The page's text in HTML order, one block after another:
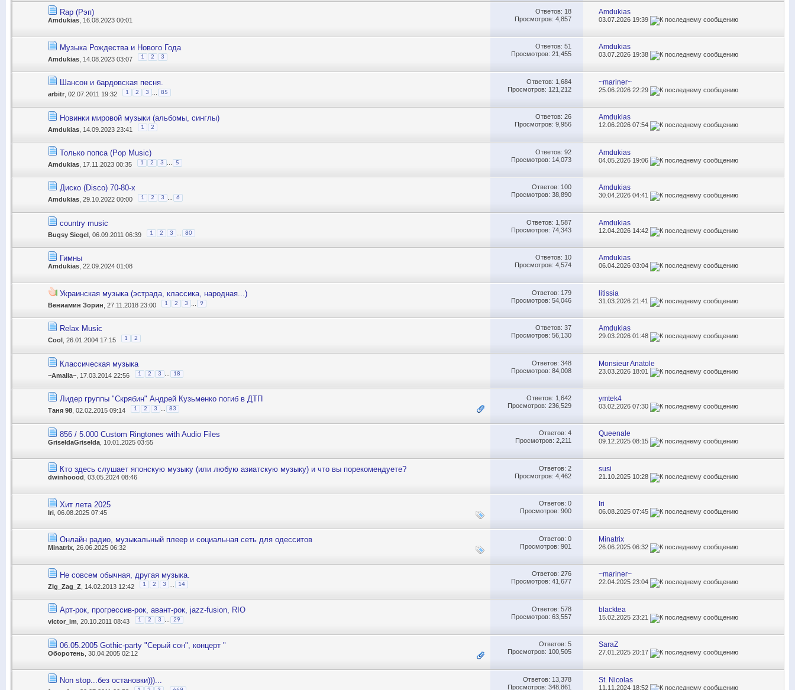
Rap (Рэп)
Amdukias , 16.08.2023 00:01
Ответов: 18
Просмотров: 4,857
Amdukias
03.07.2026 19:39
Музыка Рождества и Нового Года
Amdukias , 14.08.2023 03:07 1 2 3
Ответов: 51
Просмотров: 21,455
Amdukias
03.07.2026 19:38
Шансон и бардовская песня.
arbitr , 02.07.2011 19:32 1 2 3 85
Ответов: 1,684
Просмотров: 121,212
~mariner~
25.06.202622:29
Новинки мировой музыки (альбомы, синглы)
Amdukias , 14.09.2023 23:41 1 2
Ответов: 26
Просмотров: 9,956
Amdukias
12.06.202607:54
Только попса (Pop Music)
Amdukias , 17.11.2023 00:35 1 2 3 5
Ответов: 92
Просмотров: 14,073
Amdukias
04.05.2026 19:06
Диско (Disco) 70-80-х
Amdukias , 29.10.2022 00:00 1 2 3 6
Ответов: 100
Просмотров: 38,890
Amdukias
30.04.202604:41
country music
Bugsy Siegel , 06.09.2011 06:39 1 2 3 80
Ответов: 1,587
Просмотров: 74,343
Amdukias
12.04.2026 14:42
Гимны
Amdukias, 22.09.2024 01:08
Ответов: 10
Просмотров: 4,574
Amdukias
06.04.202603:04
Украинская музыка (эстрада, классика, народная...)
Вениамин Зорин , 27.11.2018 23:00 1 2 3 9
Ответов: 179
Просмотров: 54,046
litissia
31.03.202621:41
Relax Music
Cool , 26.01.2004 17:15 1 2
Ответов: 37
Просмотров: 56,130
Amdukias
29.03.202601:48
Классическая музыка
~Amalia~ , 17.03.2014 22:56 1 2 3 18
Ответов: 348
Просмотров: 84,008
Monsieur Anatole
23.03.2026 18:01
Лидер группы "Скрябин" Андрей Кузьменко погиб в ДТП
Таня 98 , 02.02.2015 09:14 1 2 3 83
Ответов: 1,642
Просмотров: 236,529
ymtek4
03.02.202607:30
856 / 5.000 Custom Ringtones with Audio Files
GriseldaGriselda , 10.01.2025 03:55
Ответов: 4
Просмотров: 2,211
Queenale
09.12.202508:15
Кто здесь слушает японскую музыку (или любую азиатскую музыку) и что вы порекомендуете?
dwinhoood , 03.05.2024 08:46
Ответов: 2
Просмотров: 4,462
susi
21.10.2025 10:28
Хит лета 2025
Iri , 06.08.2025 07:45
Ответов: 0
Просмотров: 900
Iri
06.08.202507:45
Онлайн радио, музыкальный плеер и социальная сеть для одесситов
Minatrix , 26.06.2025 06:32
Ответов: 0
Просмотров: 901
Minatrix
26.06.202506:32
Не совсем обычная, другая музыка.
ZIg_Zag_Z , 14.02.2013 12:42 1 2 3 14
Ответов: 276
Просмотров: 41,677
~mariner~
22.04.202523:04
Арт-рок, прогрессив-рок, авант-рок, jazz-fusion, RIO
victor_im , 20.10.2011 08:43 1 2 3 29
Ответов: 578
Просмотров: 63,557
blacktea
15.02.202523:21
06.05.2005 Gothic-party "Серый сон", концерт "
Оборотень , 30.04.2005 02:12
Ответов: 5
Просмотров: 100,505
SaraZ
27.01.202520:17
Non stop...без остановки)))... Ответов: 13,378
Просмотров: 348,861
St. Nicolas
11.11.2024 18:52